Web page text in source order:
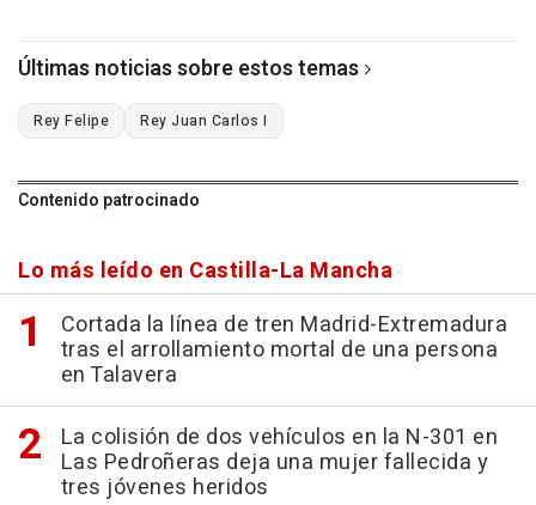
Últimas noticias sobre estos temas
Rey Felipe Rey Juan Carlos I
Contenido patrocinado
Lo más leído en Castilla-La Mancha
Cortada la línea de tren Madrid-Extremadura
tras el arrollamiento mortal de una persona
en Talavera
La colisión de dos vehículos en la N-301 en
Las Pedroñeras deja una mujer fallecida y
tres jóvenes heridos